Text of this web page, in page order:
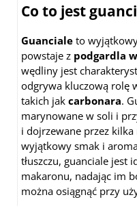
Co to jest
Guanciale to
powstaje z podgardla
wędliny jest
odgrywa kluczową rolę
takich jak carbonara.
marynowane w soli i
i dojrzewane przez
wyjątkowy smak i
tłuszczu, guanciale jest
makaronu, nadając im
można osiągnąć przy